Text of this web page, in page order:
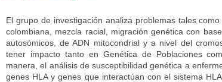
El grupo de investigación analiza problemas tales
colombiana, mezcla racial, migración genética con
autosómicos, de ADN mitocondrial y a nivel del
tener impacto tanto en Genética de Poblaciones
manera, el análisis de susceptibilidad genética a
genes HLA y genes que interactúan con el sistema